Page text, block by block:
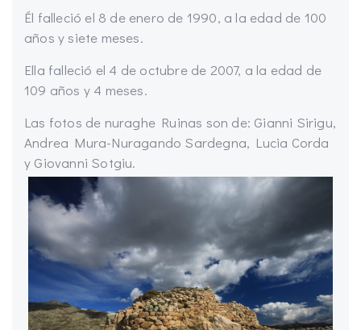
Él falleció el 8 de enero de 1990, a la edad de 100
años y siete meses.
Ella falleció el 4 de octubre de 2007, a la edad de
109 años y 4 meses.
Las fotos de nuraghe Ruinas son de: Gianni Sirigu,
Andrea Mura-Nuragando Sardegna, Lucia Corda
y Giovanni Sotgiu.